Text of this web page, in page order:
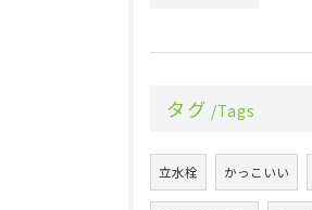
タグ Tags
立水栓 かっこいい